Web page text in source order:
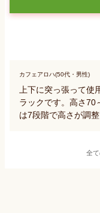
カフェアロハ(50代・男性)
上下に突っ張って
ラックです。高さ70
は7段階で高さが調整
全